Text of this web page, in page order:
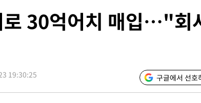
복…1명 사망·1명 실종
최대 150㎜ 비
나스닥 1.3%↑
로 30억어치 매입…"회
19:30:25 구글에서 선호